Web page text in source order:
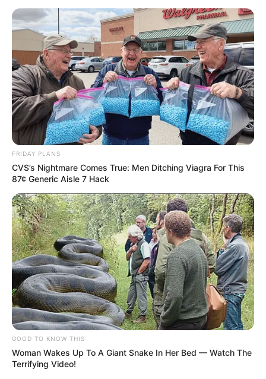
FRIDAY PLANS
CVS’s Nightmare Comes True: Men Ditching Viagra For This
87¢ Generic Aisle 7 Hack
GOOD TO KNOW THIS
Woman Wakes Up To A Giant Snake In Her Bed — Watch The
Terrifying Video!